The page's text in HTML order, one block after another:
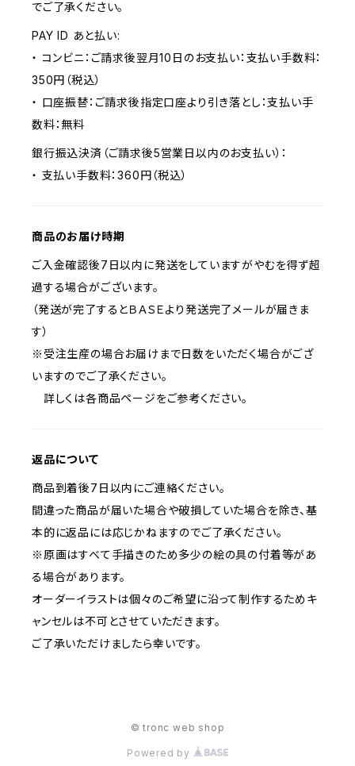
でご了承ください。
PAY ID あと払い:
・ コンビニ：ご請求後翌月10日のお支払い：支払い手数料：
350円（税込）
・ 口座振替：ご請求後指定口座より引き落とし：支払い手
数料：無料
銀行振込決済（ご請求後5営業日以内のお支払い）：
・ 支払い手数料：360円（税込）
商品のお届け時期
ご入金確認後7日以内に発送をしていますがやむを得ず超
過する場合がございます。
（発送が完了するとＢＡＳＥより発送完了メールが届きま
す）
※受注生産の場合お届けまで日数をいただく場合がござ
いますのでご了承ください。
詳しくは各商品ページをご参考ください。
返品について
商品到着後7日以内にご連絡ください。
間違った商品が届いた場合や破損していた場合を除き、基
本的に返品には応じかねますのでご了承ください。
※原画はすべて手描きのため多少の絵の具の付着等があ
る場合があります。
オーダーイラストは個々のご希望に沿って制作するためキ
ャンセルは不可とさせていただきます。
ご了承いただけましたら幸いです。
© tronc web shop
Powered by